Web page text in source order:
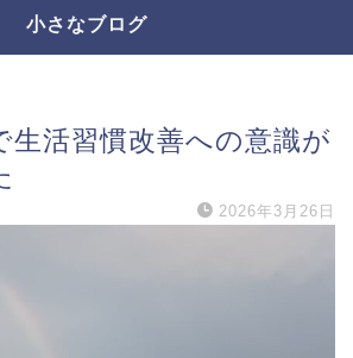
小さなブログ
生活習慣改善への意識が
2026年3月26日